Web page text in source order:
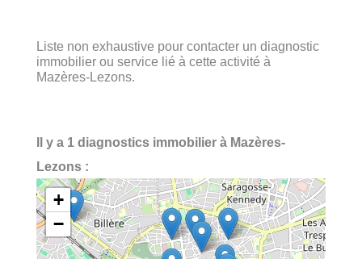
Liste non exhaustive pour contacter un diagnostic
immobilier ou service lié à cette activité à
Mazères-Lezons.
Il y a 1 diagnostics immobilier à Mazères-
Lezons :
+
−